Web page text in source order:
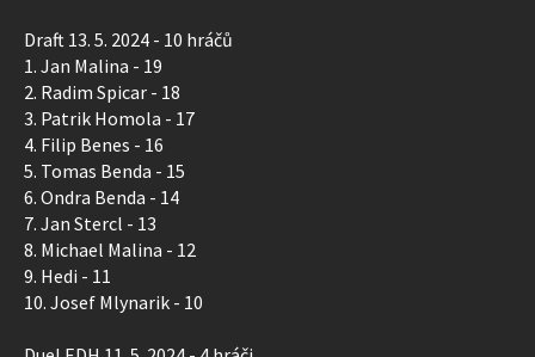
Draft 13. 5. 2024 - 10 hráčů
1. Jan Malina - 19
2. Radim Spicar - 18
3. Patrik Homola - 17
4. Filip Benes - 16
5. Tomas Benda - 15
6. Ondra Benda - 14
7. Jan Stercl - 13
8. Michael Malina - 12
9. Hedi - 11
10. Josef Mlynarik - 10